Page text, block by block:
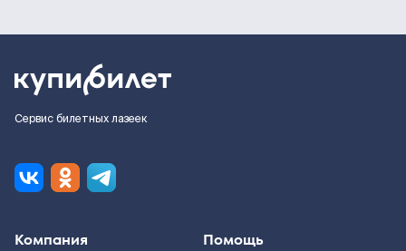
Сервис билетных лазеек
Компания Помощь